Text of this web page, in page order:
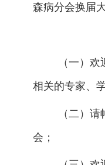
森病分会换届
（一）
相关的专家、
（二）
会；